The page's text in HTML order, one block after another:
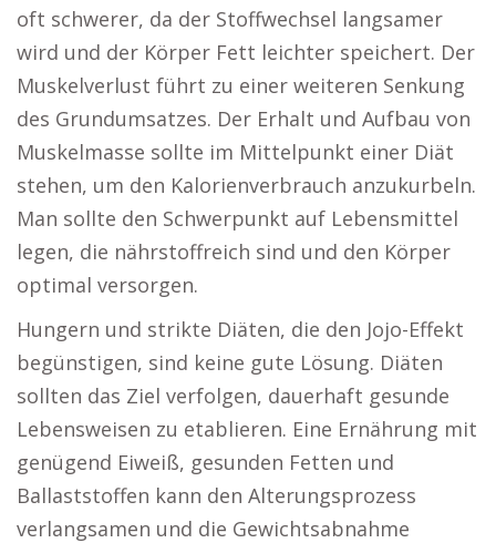
oft schwerer, da der Stoffwechsel langsamer
wird und der Körper Fett leichter speichert. Der
Muskelverlust führt zu einer weiteren Senkung
des Grundumsatzes. Der Erhalt und Aufbau von
Muskelmasse sollte im Mittelpunkt einer Diät
stehen, um den Kalorienverbrauch anzukurbeln.
Man sollte den Schwerpunkt auf Lebensmittel
legen, die nährstoffreich sind und den Körper
optimal versorgen.
Hungern und strikte Diäten, die den Jojo-Effekt
begünstigen, sind keine gute Lösung. Diäten
sollten das Ziel verfolgen, dauerhaft gesunde
Lebensweisen zu etablieren. Eine Ernährung mit
genügend Eiweiß, gesunden Fetten und
Ballaststoffen kann den Alterungsprozess
verlangsamen und die Gewichtsabnahme